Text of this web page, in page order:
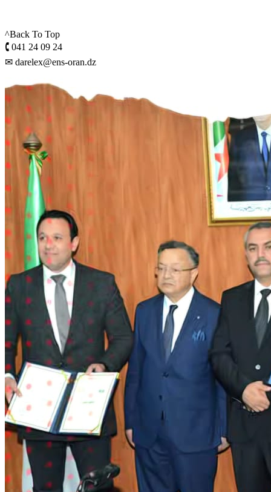
^Back To Top
🕻 041 24 09 24
✉ darelex@ens-oran.dz